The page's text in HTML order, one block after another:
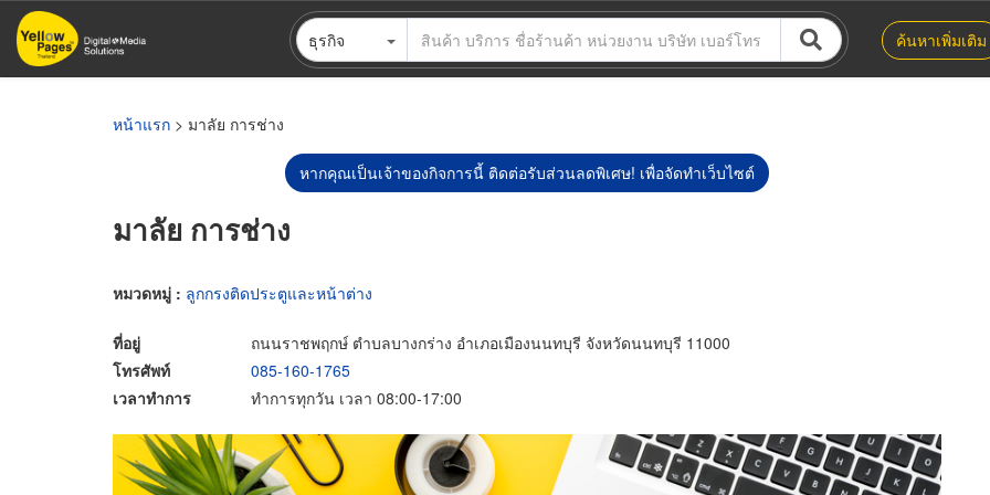
ข้าม
ไป
ธุรกิจ ค้นหาเพิ่มเติม
หน้าแรก > มาลัย การช่าง
หากคุณเป็นเจ้าของกิจการนี้ ติดต่อรับส่วนลดพิเศษ! เพื่อจัดทำเว็บไซต์
มาลัย การช่าง
หมวดหมู่ : ลูกกรงติดประตูและหน้าต่าง
ที่อยู่
ถนนราชพฤกษ์ ตำบลบางกร่าง อำเภอเมืองนนทบุรี จังหวัดนนทบุรี 11000
โทรศัพท์
085-160-1765
เวลาทำการ
ทำการทุกวัน เวลา 08:00-17:00